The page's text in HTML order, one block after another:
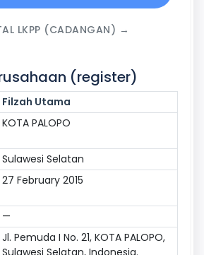
LKPP (CADANGAN) →
(register)
Filzah Utama
KOTA PALOPO
Sulawesi Selatan
27 February 2015
—
Jl. Pemuda I No. 21, KOTA PALOPO,
Sulawesi Selatan, Indonesia.